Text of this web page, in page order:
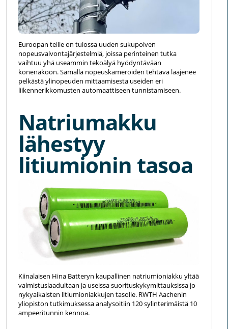
Euroopan teille on tulossa uuden sukupolven
nopeusvalvontajärjestelmiä, joissa perinteinen tutka
vaihtuu yhä useammin tekoälyä hyödyntävään
konenäköön. Samalla nopeuskameroiden tehtävä laajenee
pelkästä ylinopeuden mittaamisesta useiden eri
liikennerikkomusten automaattiseen tunnistamiseen.
Natriumakku
lähestyy
litiumionin tasoa
Kiinalaisen Hina Batteryn kaupallinen natriumioniakku yltää
valmistuslaadultaan ja useissa suorituskykymittauksissa jo
nykyaikaisten litiumioniakkujen tasolle. RWTH Aachenin
yliopiston tutkimuksessa analysoitiin 120 sylinterimäistä 10
ampeeritunnin kennoa.